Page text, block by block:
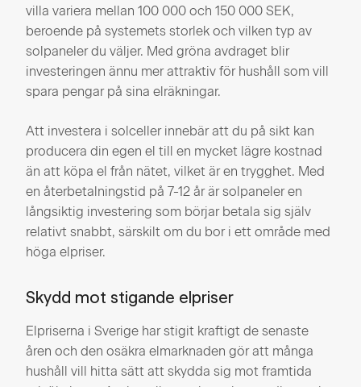
villa variera mellan 100 000 och 150 000 SEK,
beroende på systemets storlek och vilken typ av
solpaneler du väljer. Med gröna avdraget blir
investeringen ännu mer attraktiv för hushåll som vill
spara pengar på sina elräkningar.
Att investera i solceller innebär att du på sikt kan
producera din egen el till en mycket lägre kostnad
än att köpa el från nätet, vilket är en trygghet. Med
en återbetalningstid på 7-12 år är solpaneler en
långsiktig investering som börjar betala sig själv
relativt snabbt, särskilt om du bor i ett område med
höga elpriser.
Skydd mot stigande elpriser
Elpriserna i Sverige har stigit kraftigt de senaste
åren och den osäkra elmarknaden gör att många
hushåll vill hitta sätt att skydda sig mot framtida